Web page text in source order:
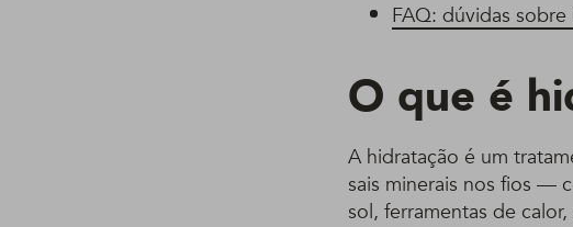
FAQ: dúvidas
O que é
A hidratação é um
sais minerais nos fios —
sol, ferramentas de